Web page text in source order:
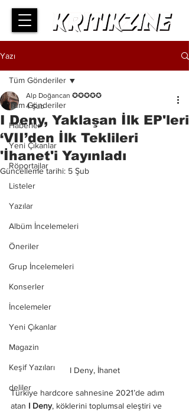
Yazı
Tüm Gönderiler
Haberler
Yeni Çıkanlar
Röportajlar
Listeler
Yazılar
Albüm İncelemeleri
Öneriler
Grup İncelemeleri
Konserler
İncelemeler
Yeni Çıkanlar
Magazin
Keşif Yazıları
deliler
Tüm Gönderiler
I Deny, Yaklaşan İlk EP'leri
‘VII’den İlk Teklileri
'İhanet'i Yayınladı
Alp Doğancan ✪✪✪✪✪
4 Şub
Güncelleme tarihi: 5 Şub
I Deny, İhanet
Türkiye hardcore sahnesine 2021’de adım
atan I Deny, köklerini toplumsal eleştiri ve